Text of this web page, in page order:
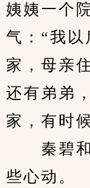
姨姨一个
气：“我以
家，母亲
还有弟弟
家，有时
秦碧和
些心动。